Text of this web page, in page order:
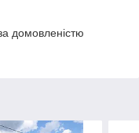
домовленістю